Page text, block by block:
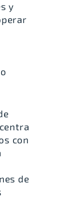
y
con
de